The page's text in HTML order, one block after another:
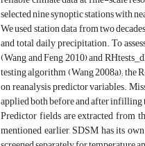
selected nine synoptic stations with
We used station data from two
and total daily precipitation. To
(Wang and Feng 2010) and
testing algorithm (Wang 2008a); the
on reanalysis predictor variables.
applied both before and after
Predictor fields are extracted from
mentioned earlier, SDSM has its